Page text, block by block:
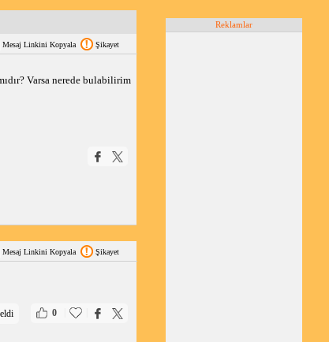
Popüler Mesajlar
Mesaj Linkini Kopyala Şikayet
Varsa nerede bulabilirim
Mesaj Linkini Kopyala Şikayet
0
Reklamlar